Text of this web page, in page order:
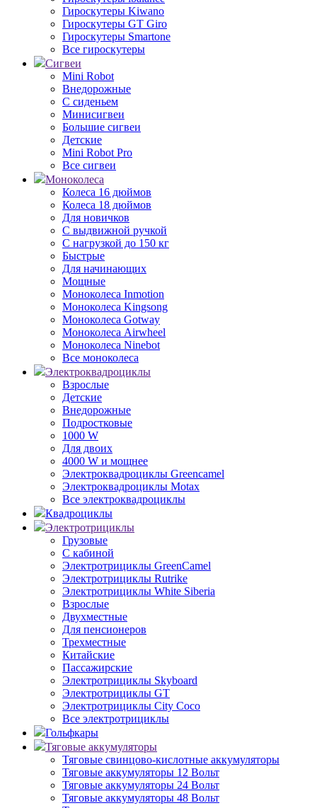
Гироскутеры Kiwano
Гироскутеры GT Giro
Гироскутеры Smartone
Все гироскутеры
Сигвеи
Mini Robot
Внедорожные
С сиденьем
Минисигвеи
Большие сигвеи
Детские
Mini Robot Pro
Все сигвеи
Моноколеса
Колеса 16 дюймов
Колеса 18 дюймов
Для новичков
С выдвижной ручкой
С нагрузкой до 150 кг
Быстрые
Для начинающих
Мощные
Моноколеса Inmotion
Моноколеса Kingsong
Моноколеса Gotway
Моноколеса Airwheel
Моноколеса Ninebot
Все моноколеса
Электроквадроциклы
Взрослые
Детские
Внедорожные
Подростковые
1000 W
Для двоих
4000 W и мощнее
Электроквадроциклы Greencamel
Электроквадроциклы Motax
Все электроквадроциклы
Квадроциклы
Электротрициклы
Грузовые
С кабиной
Электротрициклы GreenCamel
Электротрициклы Rutrike
Электротрициклы White Siberia
Взрослые
Двухместные
Для пенсионеров
Трехместные
Китайские
Пассажирские
Электротрициклы Skyboard
Электротрициклы GT
Электротрициклы City Coco
Все электротрициклы
Гольфкары
Тяговые аккумуляторы
Тяговые свинцово-кислотные аккумуляторы
Тяговые аккумуляторы 12 Вольт
Тяговые аккумуляторы 24 Вольт
Тяговые аккумуляторы 48 Вольт